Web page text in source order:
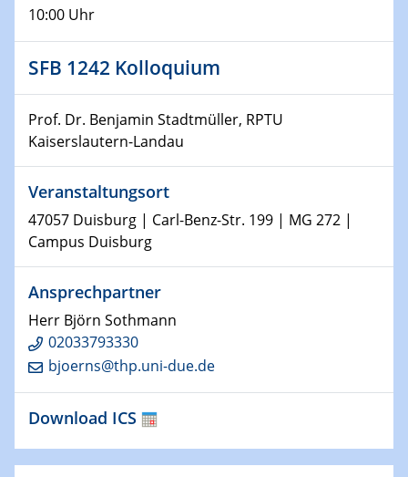
30.11.-0001 - 06.02.2025
SFB/TRR 247 Seminar
Kolloquium CRC 1242
Bewerbungsvorrtag Besetzung W3-Professur
Technische Chemie – Technisch-Makromolekulare
Chemie für die Wasserforschung
23.01.2024
Kolloquium CRC 1242
24.01.2024
Bewerbungsvorrtag Besetzung W3-Professur
Technische Chemie – Technisch-Makromolekulare
Chemie für die Wasserforschung
10:00 Uhr
SFB 1242 Kolloquium
Prof. Dr. Benjamin Stadtmüller, RPTU
Kaiserslautern-Landau
Veranstaltungsort
47057 Duisburg | Carl-Benz-Str. 199 | MG 272 |
Campus Duisburg
Ansprechpartner
Herr Björn Sothmann
02033793330
bjoerns@thp.uni-due.de
Download ICS